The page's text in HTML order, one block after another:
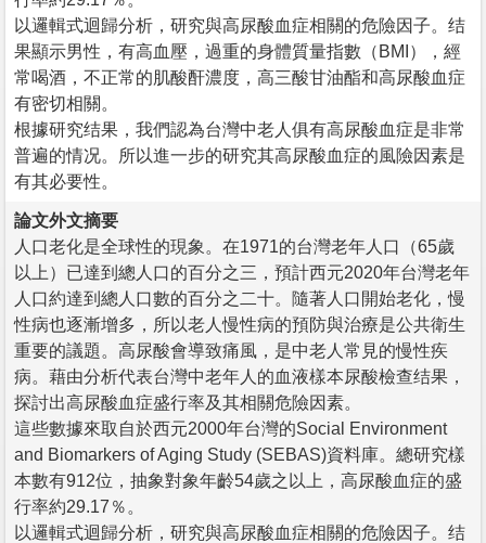
以邏輯式迴歸分析，研究與高尿酸血症相關的危險因子。结
果顯示男性，有高血壓，過重的身體質量指數（BMI），經
常喝酒，不正常的肌酸酐濃度，高三酸甘油酯和高尿酸血症
有密切相關。
根據研究结果，我們認為台灣中老人俱有高尿酸血症是非常
普遍的情况。所以進一步的研究其高尿酸血症的風險因素是
有其必要性。
論文外文摘要
人口老化是全球性的現象。在1971的台灣老年人口（65歲
以上）已達到總人口的百分之三，預計西元2020年台灣老年
人口約達到總人口數的百分之二十。隨著人口開始老化，慢
性病也逐漸增多，所以老人慢性病的預防與治療是公共衛生
重要的議題。高尿酸會導致痛風，是中老人常見的慢性疾
病。藉由分析代表台灣中老年人的血液樣本尿酸檢查结果，
探討出高尿酸血症盛行率及其相關危險因素。
這些數據來取自於西元2000年台灣的Social Environment
and Biomarkers of Aging Study (SEBAS)資料庫。總研究樣
本數有912位，抽象對象年齡54歲之以上，高尿酸血症的盛
行率約29.17％。
以邏輯式迴歸分析，研究與高尿酸血症相關的危險因子。结